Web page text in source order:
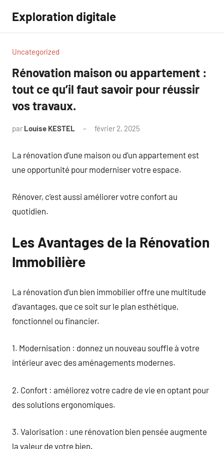
contenu
Exploration digitale
Uncategorized
Rénovation maison ou appartement :
tout ce qu’il faut savoir pour réussir
vos travaux.
par Louise KESTEL février 2, 2025
La rénovation d’une maison ou d’un appartement est
une opportunité pour moderniser votre espace.
Rénover, c’est aussi améliorer votre confort au
quotidien.
Les Avantages de la Rénovation
Immobilière
La rénovation d’un bien immobilier offre une multitude
d’avantages, que ce soit sur le plan esthétique,
fonctionnel ou financier.
1. Modernisation : donnez un nouveau souffle à votre
intérieur avec des aménagements modernes.
2. Confort : améliorez votre cadre de vie en optant pour
des solutions ergonomiques.
3. Valorisation : une rénovation bien pensée augmente
la valeur de votre bien.